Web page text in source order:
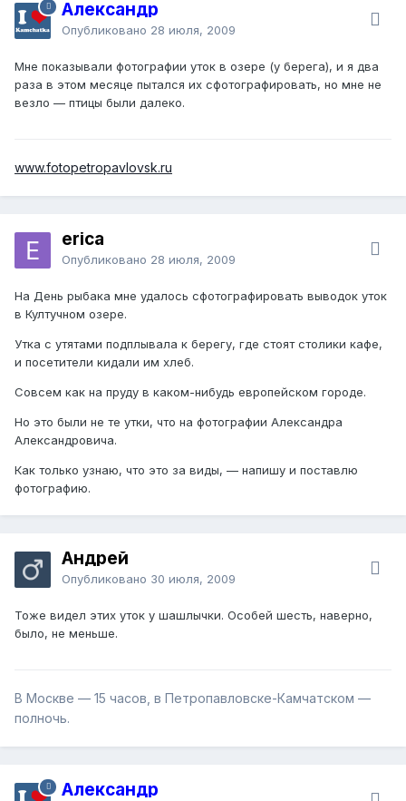
Александр
Опубликовано 28 июля, 2009
Мне показывали фотографии уток в озере (у берега), и я два
раза в этом месяце пытался их сфотографировать, но мне не
везло — птицы были далеко.
www.fotopetropavlovsk.ru
erica
Опубликовано 28 июля, 2009
На День рыбака мне удалось сфотографировать выводок уток
в Култучном озере.
Утка с утятами подплывала к берегу, где стоят столики кафе,
и посетители кидали им хлеб.
Совсем как на пруду в каком-нибудь европейском городе.
Но это были не те утки, что на фотографии Александра
Александровича.
Как только узнаю, что это за виды, — напишу и поставлю
фотографию.
Андрей
Опубликовано 30 июля, 2009
Тоже видел этих уток у шашлычки. Особей шесть, наверно,
было, не меньше.
В Москве — 15 часов, в Петропавловске-Камчатском —
полночь.
Александр